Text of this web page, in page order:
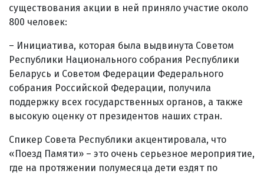
существования акции в ней приняло участие около
800 человек:
– Инициатива, которая была выдвинута Советом
Республики Национального собрания Республики
Беларусь и Советом Федерации Федерального
собрания Российской Федерации, получила
поддержку всех государственных органов, а также
высокую оценку от президентов наших стран.
Спикер Совета Республики акцентировала, что
«Поезд Памяти» – это очень серьезное мероприятие,
где на протяжении полумесяца дети ездят по